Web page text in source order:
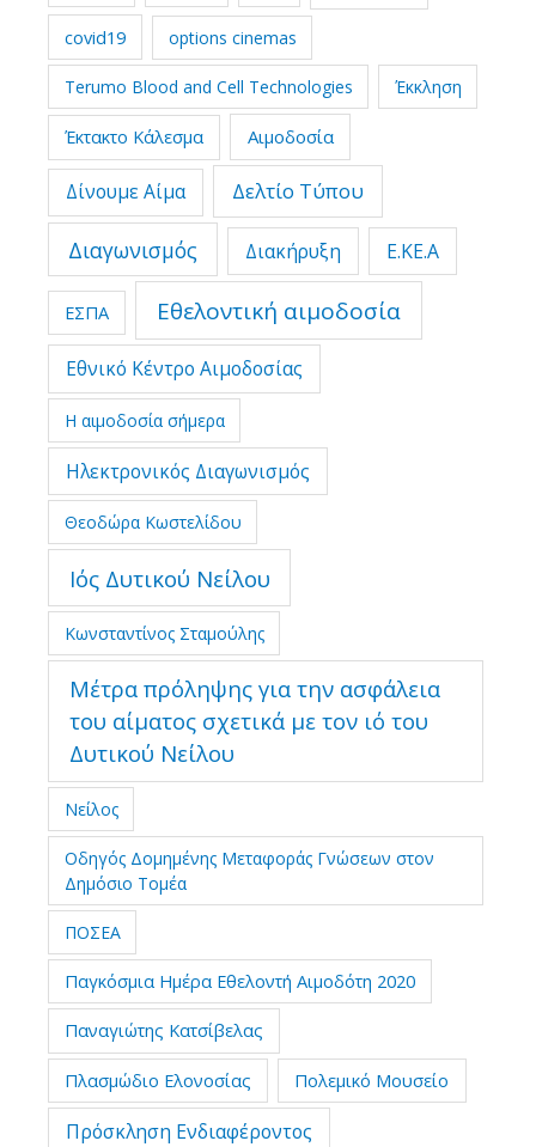
covid19 options cinemas
Terumo Blood and Cell Technologies Έκκληση
Έκτακτο Κάλεσμα Αιμοδοσία
Δίνουμε Αίμα Δελτίο Τύπου
Διαγωνισμός Διακήρυξη Ε.ΚΕ.Α
ΕΣΠΑ Εθελοντική αιμοδοσία
Εθνικό Κέντρο Αιμοδοσίας
Η αιμοδοσία σήμερα
Ηλεκτρονικός Διαγωνισμός
Θεοδώρα Κωστελίδου
Ιός Δυτικού Νείλου
Κωνσταντίνος Σταμούλης
Μέτρα πρόληψης για την ασφάλεια
του αίματος σχετικά με τον ιό του
Δυτικού Νείλου
Νείλος
Οδηγός Δομημένης Μεταφοράς Γνώσεων στον
Δημόσιο Τομέα
ΠΟΣΕΑ
Παγκόσμια Ημέρα Εθελοντή Αιμοδότη 2020
Παναγιώτης Κατσίβελας
Πλασμώδιο Ελονοσίας Πολεμικό Μουσείο
Πρόσκληση Ενδιαφέροντος